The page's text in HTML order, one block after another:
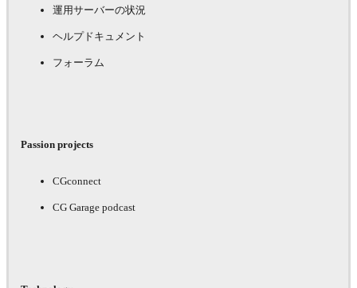
運用サーバーの状況
ヘルプドキュメント
フォーラム
Passion projects
CGconnect
CG Garage podcast